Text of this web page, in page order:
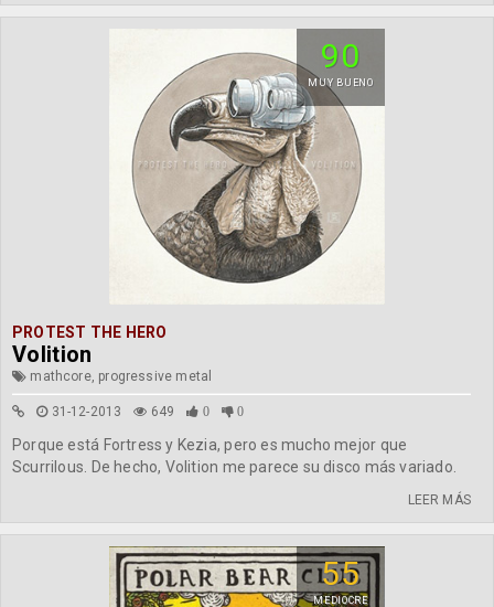
90
MUY BUENO
PROTEST THE HERO
Volition
mathcore, progressive metal
31-12-2013 649 0 0
Porque está Fortress y Kezia, pero es mucho mejor que
Scurrilous. De hecho, Volition me parece su disco más variado.
LEER MÁS
55
MEDIOCRE